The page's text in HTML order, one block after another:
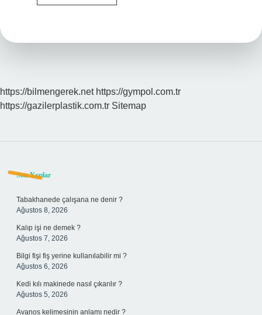
Inancı
https://bilmengerek.net https://gympol.com.tr
https://gazilerplastik.com.tr Sitemap
Sidebar
Son Yazılar
Tabakhanede çalışana ne denir ?
Ağustos 8, 2026
Kalıp işi ne demek ?
Ağustos 7, 2026
Bilgi fişi fiş yerine kullanılabilir mi ?
Ağustos 6, 2026
Kedi kılı makinede nasıl çıkarılır ?
Ağustos 5, 2026
Avanos kelimesinin anlamı nedir ?